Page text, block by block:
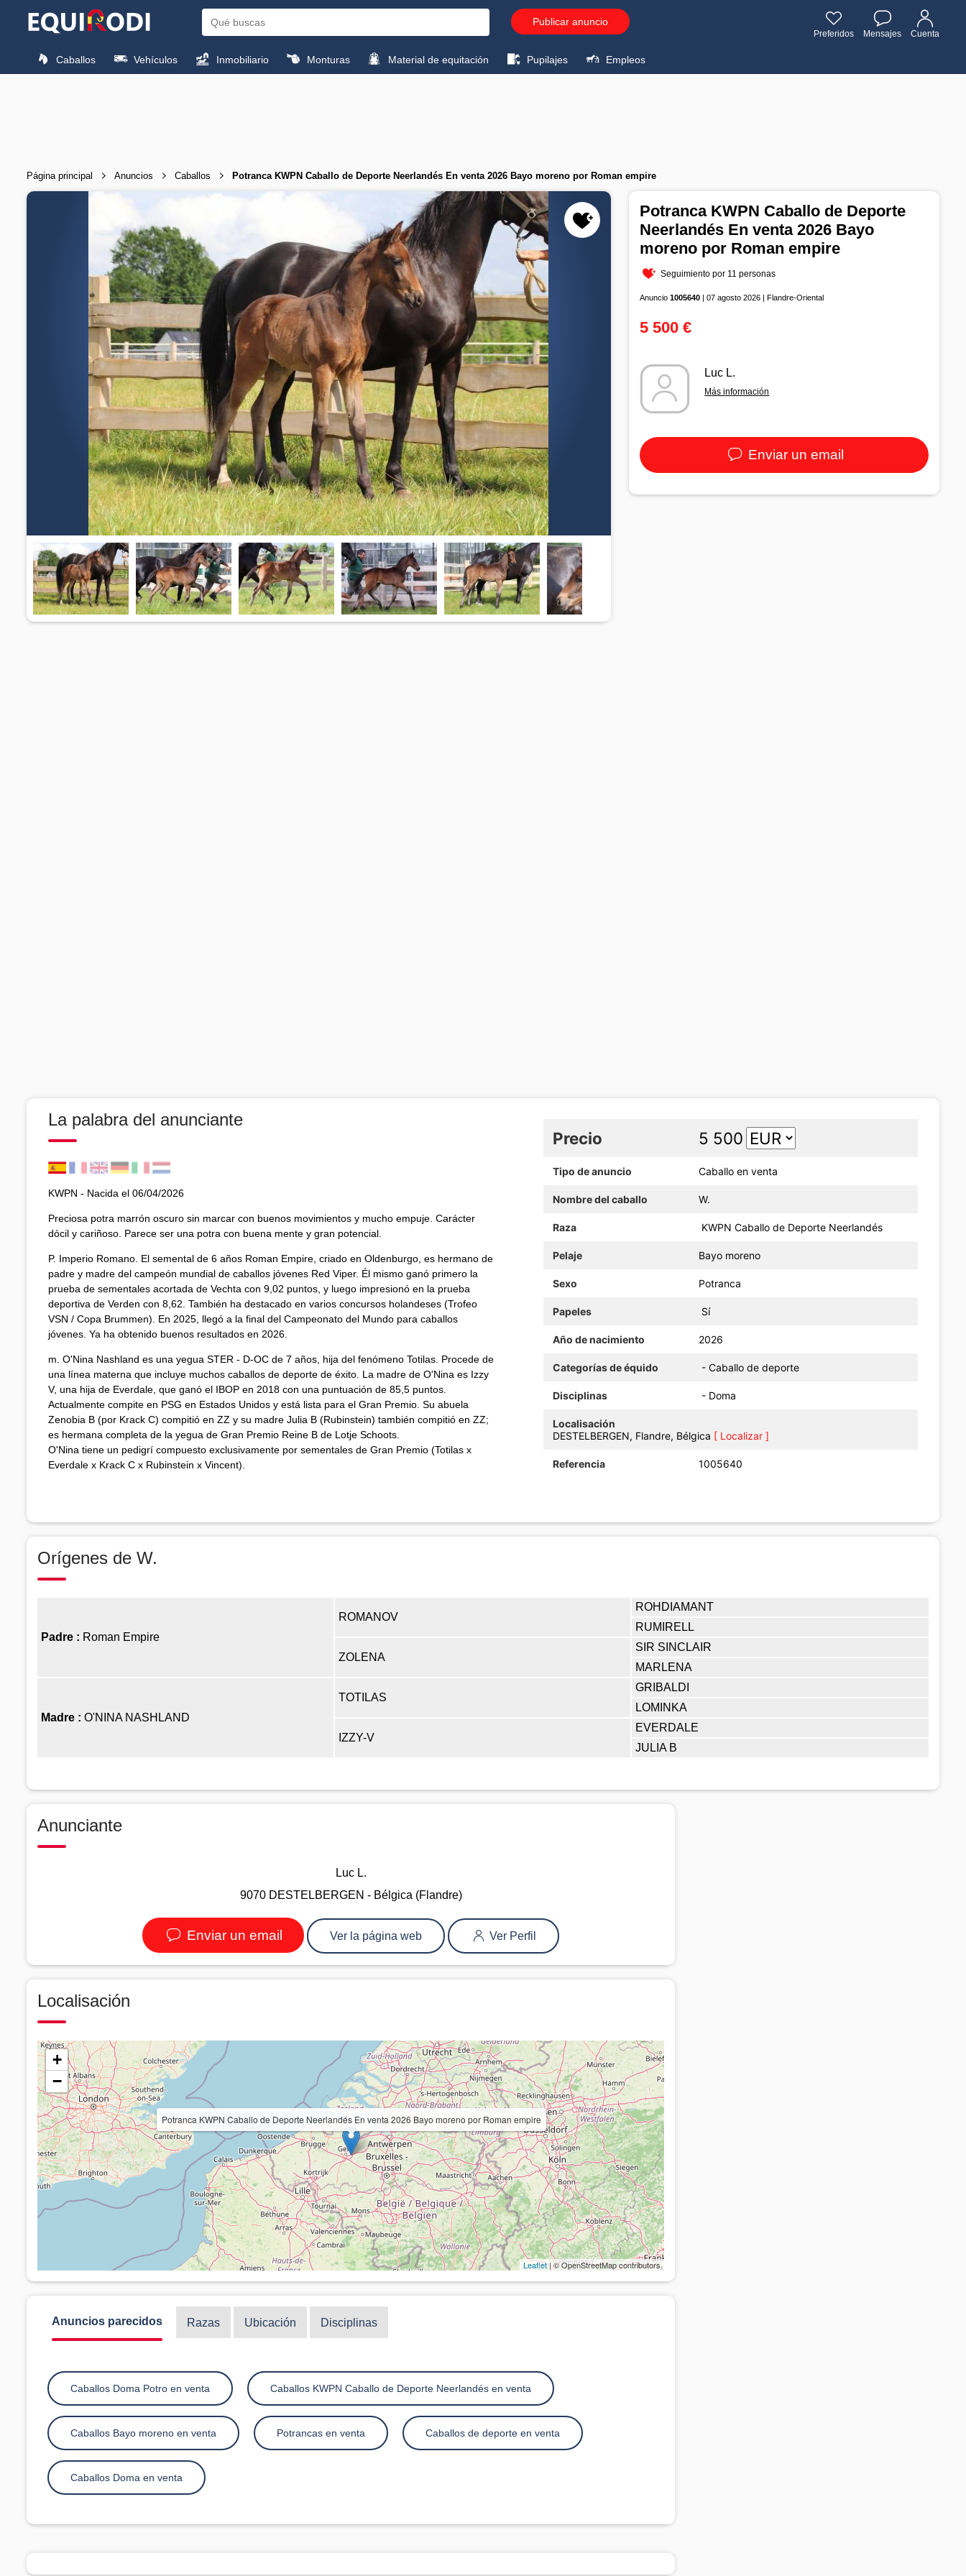
Publicar anuncio
Preferidos Mensajes Cuenta
Caballos Vehículos Inmobiliario Monturas Material de equitación Pupilajes Empleos
Página principal Anuncios Caballos Potranca KWPN Caballo de Deporte Neerlandés En venta 2026 Bayo moreno por Roman empire
Potranca KWPN Caballo de Deporte
Neerlandés En venta 2026 Bayo
moreno por Roman empire
Seguimiento por 11 personas
Anuncio1005640 | 07 agosto 2026 | Flandre-Oriental
5 500 €
Luc L.
Más información
Enviar un email
La palabra del anunciante
KWPN - Nacida el 06/04/2026
Preciosa potra marrón oscuro sin marcar con buenos movimientos y mucho empuje. Carácter
dócil y cariñoso. Parece ser una potra con buena mente y gran potencial.
P. Imperio Romano. El semental de 6 años Roman Empire, criado en Oldenburgo, es hermano de
padre y madre del campeón mundial de caballos jóvenes Red Viper. Él mismo ganó primero la
prueba de sementales acortada de Vechta con 9,02 puntos, y luego impresionó en la prueba
deportiva de Verden con 8,62. También ha destacado en varios concursos holandeses (Trofeo
VSN / Copa Brummen). En 2025, llegó a la final del Campeonato del Mundo para caballos
jóvenes. Ya ha obtenido buenos resultados en 2026.
m. O'Nina Nashland es una yegua STER - D-OC de 7 años, hija del fenómeno Totilas. Procede de
una línea materna que incluye muchos caballos de deporte de éxito. La madre de O'Nina es Izzy
V, una hija de Everdale, que ganó el IBOP en 2018 con una puntuación de 85,5 puntos.
Actualmente compite en PSG en Estados Unidos y está lista para el Gran Premio. Su abuela
Zenobia B (por Krack C) compitió en ZZ y su madre Julia B (Rubinstein) también compitió en ZZ;
es hermana completa de la yegua de Gran Premio Reine B de Lotje Schoots.
O'Nina tiene un pedigrí compuesto exclusivamente por sementales de Gran Premio (Totilas x
Everdale x Krack C x Rubinstein x Vincent).
Precio 5 500
Tipo de anuncio Caballo en venta
Nombre del caballo W.
Raza KWPN Caballo de Deporte Neerlandés
Pelaje Bayo moreno
Sexo Potranca
Papeles Sí
Año de nacimiento 2026
Categorías de équido - Caballo de deporte
Disciplinas - Doma
Localisación
DESTELBERGEN, Flandre, Bélgica [ Localizar ]
Referencia 1005640
Orígenes de W.
Padre : Roman Empire
ROMANOV
ROHDIAMANT
RUMIRELL
ZOLENA
SIR SINCLAIR
MARLENA
Madre : O'NINA NASHLAND
TOTILAS
GRIBALDI
LOMINKA
IZZY-V
EVERDALE
JULIA B
Anunciante
Luc L.
9070 DESTELBERGEN - Bélgica (Flandre)
Enviar un email Ver la página web Ver Perfil
Localisación
Potranca KWPN Caballo de Deporte Neerlandés En venta 2026 Bayo moreno por Roman empire
+
−
Leaflet| © OpenStreetMap contributors
Anuncios parecidos Razas Ubicación Disciplinas
Caballos Doma Potro en venta Caballos KWPN Caballo de Deporte Neerlandés en venta
Caballos Bayo moreno en venta Potrancas en venta Caballos de deporte en venta
Caballos Doma en venta